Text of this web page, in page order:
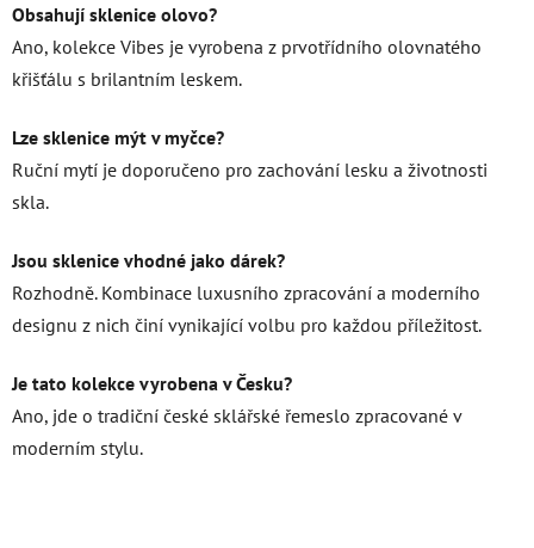
Obsahují sklenice olovo?
Ano, kolekce Vibes je vyrobena z prvotřídního olovnatého
křišťálu s brilantním leskem.
Lze sklenice mýt v myčce?
Ruční mytí je doporučeno pro zachování lesku a životnosti
skla.
Jsou sklenice vhodné jako dárek?
Rozhodně. Kombinace luxusního zpracování a moderního
designu z nich činí vynikající volbu pro každou příležitost.
Je tato kolekce vyrobena v Česku?
Ano, jde o tradiční české sklářské řemeslo zpracované v
moderním stylu.